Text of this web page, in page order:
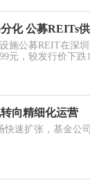
化 公募REITs
施公募REIT在深
元，较发行价下跌
向精细化运营
速扩张，基金公